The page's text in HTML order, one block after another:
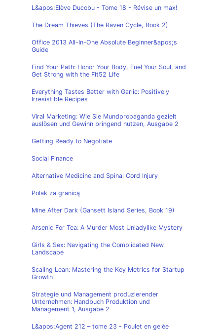
L&apos;Elève Ducobu - Tome 18 - Révise un max!
The Dream Thieves (The Raven Cycle, Book 2)
Office 2013 All-In-One Absolute Beginner&apos;s
Guide
Find Your Path: Honor Your Body, Fuel Your Soul, and
Get Strong with the Fit52 Life
Everything Tastes Better with Garlic: Positively
Irresistible Recipes
Viral Marketing: Wie Sie Mundpropaganda gezielt
auslösen und Gewinn bringend nutzen, Ausgabe 2
Getting Ready to Negotiate
Social Finance
Alternative Medicine and Spinal Cord Injury
Polak za granicą
Mine After Dark (Gansett Island Series, Book 19)
Arsenic For Tea: A Murder Most Unladylike Mystery
Girls & Sex: Navigating the Complicated New
Landscape
Scaling Lean: Mastering the Key Metrics for Startup
Growth
Strategie und Management produzierender
Unternehmen: Handbuch Produktion und
Management 1, Ausgabe 2
L&apos;Agent 212 – tome 23 - Poulet en gelée